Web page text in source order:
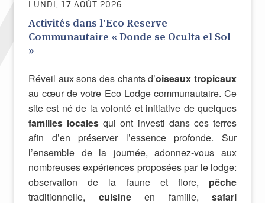
LUNDI, 17 AOÛT 2026
Activités dans l’Eco Reserve
Communautaire « Donde se Oculta el Sol
»
Réveil aux sons des chants d’oiseaux tropicaux
au cœur de votre Eco Lodge communautaire. Ce
site est né de la volonté et initiative de quelques
familles localesqui ont investi dans ces terres
afin d’en préserver l’essence profonde. Sur
l’ensemble de la journée, adonnez-vous aux
nombreuses expériences proposées par le lodge:
observation de la faune et flore, pêche
traditionnelle, cuisine en famille, safari